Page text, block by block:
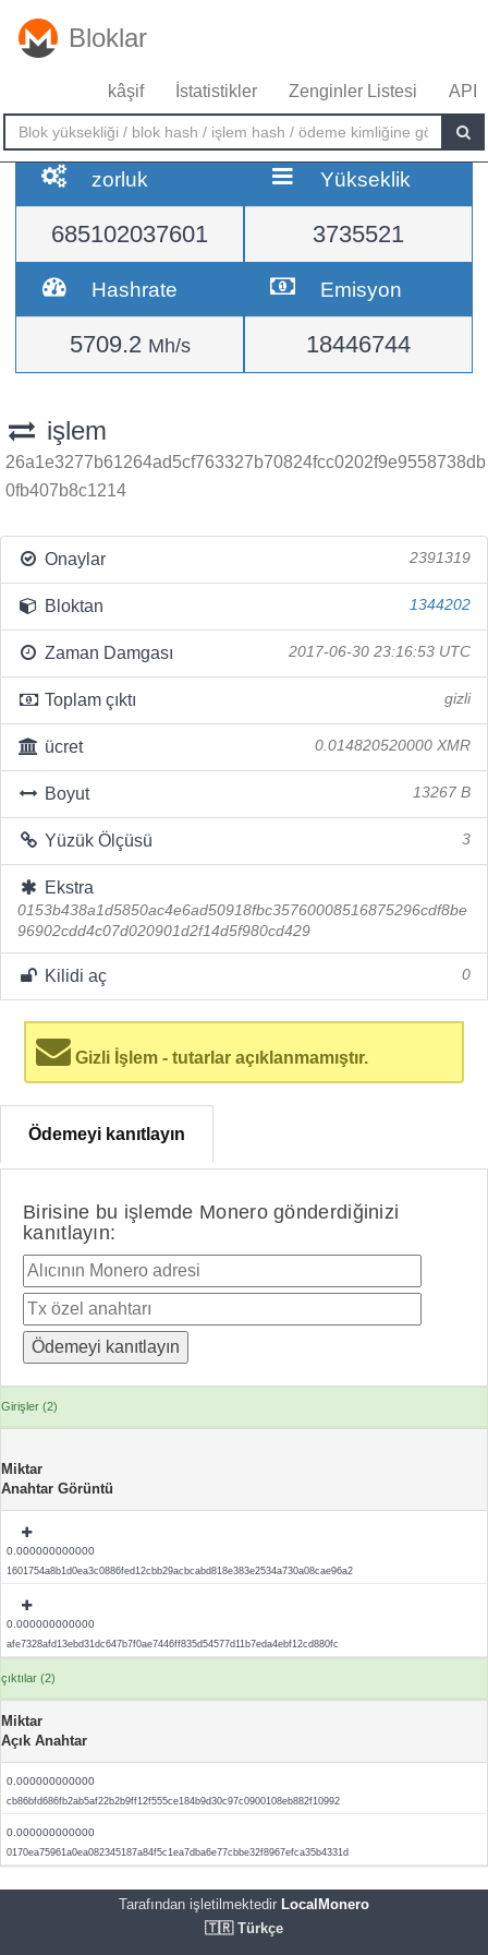
Bloklar
kâşif İstatistikler Zenginler Listesi API
zorluk
685102037601
Yükseklik
3735521
Hashrate
5709.2 Mh/s
Emisyon
18446744
işlem
26a1e3277b61264ad5cf763327b70824fcc0202f9e9558738db
0fb407b8c1214
Onaylar 2391319
Bloktan 1344202
Zaman Damgası 2017-06-30 23:16:53 UTC
Toplam çıktı gizli
ücret 0.014820520000 XMR
Boyut 13267 B
Yüzük Ölçüsü 3
Ekstra
0153b438a1d5850ac4e6ad50918fbc35760008516875296cdf8be
96902cdd4c07d020901d2f14d5f980cd429
Kilidi aç 0
Gizli İşlem - tutarlar açıklanmamıştır.
Ödemeyi kanıtlayın
Birisine bu işlemde Monero gönderdiğinizi
kanıtlayın:
Girişler (2)
Miktar
Anahtar Görüntü
0.000000000000
1601754a8b1d0ea3c0886fed12cbb29acbcabd818e383e2534a730a08cae96a2
0.000000000000
afe7328afd13ebd31dc647b7f0ae7446ff835d54577d11b7eda4ebf12cd880fc
çıktılar (2)
Miktar
Açık Anahtar
0.000000000000
cb86bfd686fb2ab5af22b2b9ff12f555ce184b9d30c97c0900108eb882f10992
0.000000000000
0170ea75961a0ea082345187a84f5c1ea7dba6e77cbbe32f8967efca35b4331d
Tarafından işletilmektedir LocalMonero
🇹🇷 Türkçe